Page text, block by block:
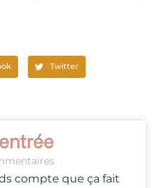
Twitter
compte que ça fait